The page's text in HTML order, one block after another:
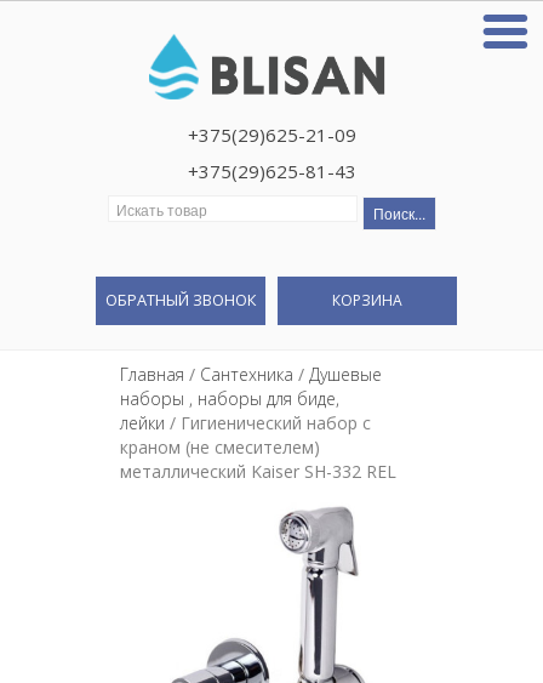
+375(29)625-21-09
+375(29)625-81-43
Искать:
ОБРАТНЫЙ ЗВОНОК КОРЗИНА
Главная / Сантехника / Душевые
наборы , наборы для биде,
лейки / Гигиенический набор с
краном (не смесителем)
металлический Kaiser SH-332 REL